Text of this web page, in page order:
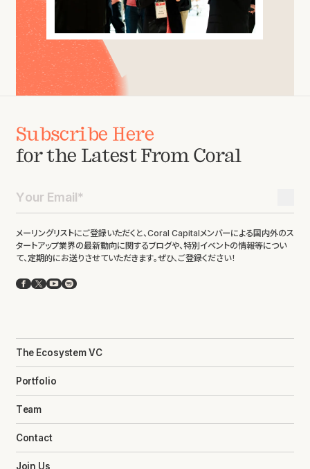
Subscribe Here
for the Latest From Coral
メーリングリストにご登録いただくと、Coral Capitalメンバーによる国内外のス
タートアップ業界の最新動向に関するブログや、特別イベントの情報等につい
て、定期的にお送りさせていただきます。ぜひ、ご登録ください！
Facebook
X YouTube
Spotify
The Ecosystem VC
Portfolio
Team
Contact
Join Us